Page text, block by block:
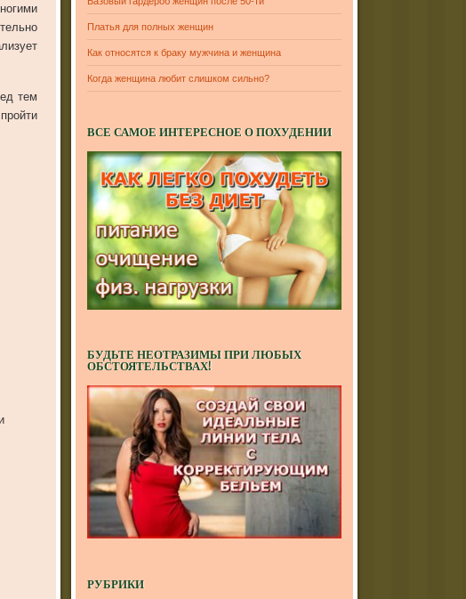
тем
Платья для полных женщин
Как относятся к браку мужчина и женщина
Когда женщина любит слишком сильно?
ВСЕ САМОЕ ИНТЕРЕСНОЕ О ПОХУДЕНИИ
БУДЬТЕ НЕОТРАЗИМЫ ПРИ ЛЮБЫХ
ОБСТОЯТЕЛЬСТВАХ!
РУБРИКИ